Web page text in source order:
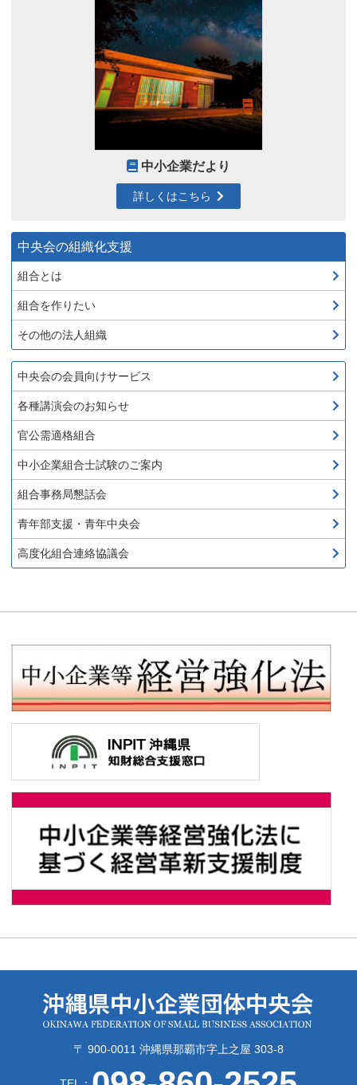
中小企業だより
詳しくはこちら
中央会の組織化支援
組合とは
組合を作りたい
その他の法人組織
中央会の会員向けサービス
各種講演会のお知らせ
官公需適格組合
中小企業組合士試験のご案内
組合事務局懇話会
青年部支援・青年中央会
高度化組合連絡協議会
〒 900-0011 沖縄県那覇市字上之屋 303-8